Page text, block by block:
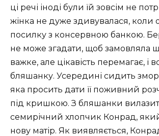
ці речі іноді були їй зовсім не
жінка не дуже здивувалася, коли
посилку з консервною банкою.
не може згадати, щоб замовляла
важке, але цікавість перемагає, і
бляшанку. Усередині сидить
яка просить дати її поживний
під кришкою. З бляшанки
семирічний хлопчик Конрад,
нову матір. Як виявляється,